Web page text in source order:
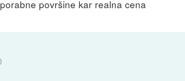
površine kar realna cena